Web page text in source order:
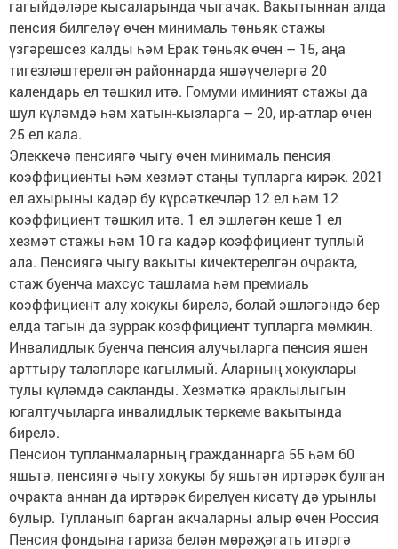
гагыйдәләре кысаларында чыгачак. Вакытыннан алда
пенсия билгеләү өчен минималь төньяк стажы
үзгәрешсез калды һәм Ерак төньяк өчен – 15, аңа
тигезләштерелгән районнарда яшәүчеләргә 20
календарь ел тәшкил итә. Гомуми иминият стажы да
шул күләмдә һәм хатын-кызларга – 20, ир-атлар өчен
25 ел кала.
Элеккечә пенсиягә чыгу өчен минималь пенсия
коэффициенты һәм хезмәт стаңы тупларга кирәк. 2021
ел ахырыны кадәр бу күрсәткечләр 12 ел һәм 12
коэффициент тәшкил итә. 1 ел эшләгән кеше 1 ел
хезмәт стажы һәм 10 га кадәр коэффициент туплый
ала. Пенсиягә чыгу вакыты кичектерелгән очракта,
стаж буенча махсус ташлама һәм премиаль
коэффициент алу хокукы бирелә, болай эшләгәндә бер
елда тагын да зуррак коэффициент тупларга мөмкин.
Инвалидлык буенча пенсия алучыларга пенсия яшен
арттыру таләпләре кагылмый. Аларның хокуклары
тулы күләмдә сакланды. Хезмәткә яраклылыгын
югалтучыларга инвалидлык төркеме вакытында
бирелә.
Пенсион тупланмаларның гражданнарга 55 һәм 60
яшьтә, пенсиягә чыгу хокукы бу яшьтән иртәрәк булган
очракта аннан да иртәрәк бирелүен кисәтү дә урынлы
булыр. Тупланып барган акчаларны алыр өчен Россия
Пенсия фондына гариза белән мөрәҗәгать итәргә